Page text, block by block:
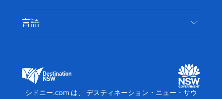
イベント
宿泊施設
アクセシブルシドニー
ビジネスを登録する
デスティネーション・ニュー・サウス・ウェール
ズメディアセンター
言語
シドニー.com は、 デスティネーション・ニュー・サウ